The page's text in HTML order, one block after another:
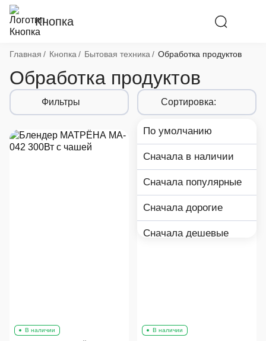
Кнопка
Хлебные крошки
Главная Кнопка Бытовая техника Обработка продуктов
Обработка продуктов
Фильтры Сортировка:
По умолчанию
Сначала в наличии
Сначала популярные
Сначала дорогие
Сначала дешевые
В наличии В наличии